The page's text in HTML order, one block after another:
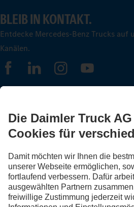
BLEIB IN KONTAKT.
Entdecke Mercedes-Benz Trucks auf
Kanälen.
FOLLOW THE ROADSTARS.
Tausche jetzt Erfahrungen mit